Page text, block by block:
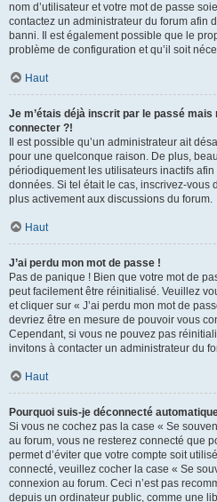
nom d’utilisateur et votre mot de passe
contactez un administrateur du forum afin
banni. Il est également possible que le
problème de configuration et qu’il soit
Haut
Je m’étais déjà inscrit par le passé
connecter ?!
Il est possible qu’un administrateur ait
pour une quelconque raison. De plus,
périodiquement les utilisateurs inactifs
données. Si tel était le cas, inscrivez-vous
plus activement aux discussions du forum.
Haut
J’ai perdu mon mot de passe !
Pas de panique ! Bien que votre mot de
peut facilement être réinitialisé. Veuillez
et cliquer sur « J’ai perdu mon mot de
devriez être en mesure de pouvoir vous
Cependant, si vous ne pouvez pas
invitons à contacter un administrateur du
Haut
Pourquoi suis-je déconnecté
Si vous ne cochez pas la case « Se
au forum, vous ne resterez connecté que
permet d’éviter que votre compte soit
connecté, veuillez cocher la case « Se
connexion au forum. Ceci n’est pas
depuis un ordinateur public, comme une